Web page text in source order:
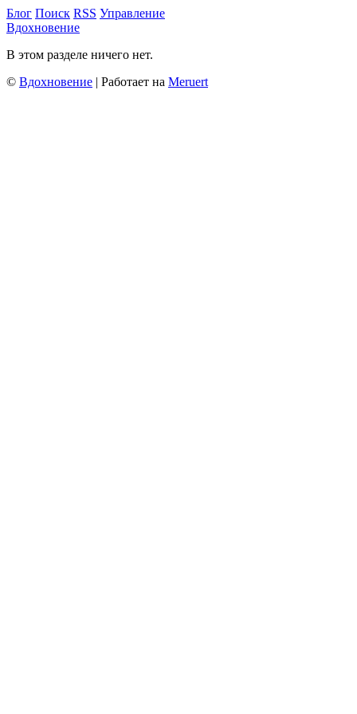
Блог Поиск RSS Управление
Вдохновение
В этом разделе ничего нет.
© Вдохновение | Работает на Meruert